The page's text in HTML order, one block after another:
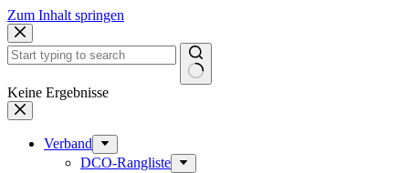
Zum Inhalt springen
Keine Ergebnisse
Verband
DCO-Rangliste